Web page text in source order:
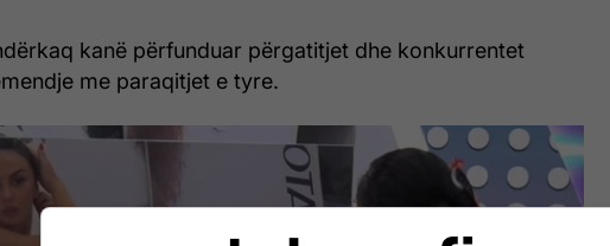
kanë përfunduar përgatitjet dhe konkurrentet
me paraqitjet e tyre.